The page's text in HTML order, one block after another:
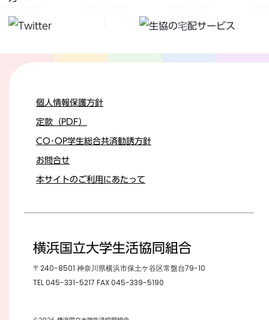
個人情報保護方針
定款（PDF）
CO･OP学生総合共済勧誘方針
お問合せ
本サイトのご利用にあたって
横浜国立大学生活協同組合
〒240-8501 神奈川県横浜市保土ケ谷区常盤台79-10
TEL045-331-5217 FAX 045-339-5190